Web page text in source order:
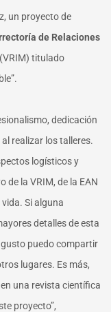
un proyecto de
de Relaciones
(VRIM) titulado
dedicación
realizar los talleres.
logísticos y
de la VRIM, de la EAN
Si alguna
detalles de esta
puedo compartir
lugares. Es más,
una revista científica
proyecto”,